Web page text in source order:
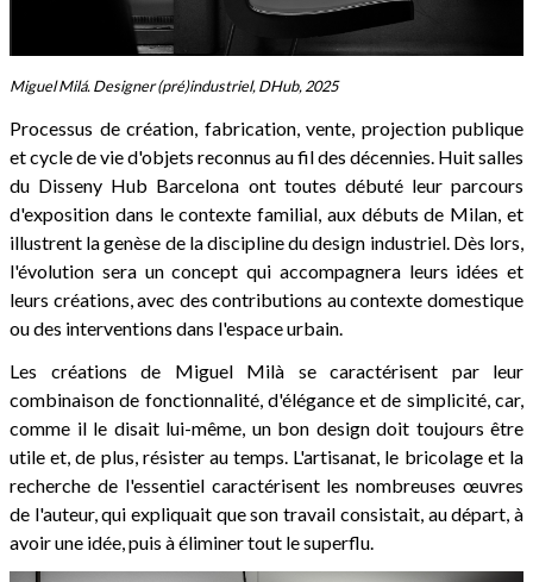
Miguel Milá. Designer (pré)industriel, DHub, 2025
Processus de création, fabrication, vente, projection publique
et cycle de vie d'objets reconnus au fil des décennies. Huit salles
du Disseny Hub Barcelona ont toutes débuté leur parcours
d'exposition dans le contexte familial, aux débuts de Milan, et
illustrent la genèse de la discipline du design industriel. Dès lors,
l'évolution sera un concept qui accompagnera leurs idées et
leurs créations, avec des contributions au contexte domestique
ou des interventions dans l'espace urbain.
Les créations de Miguel Milà se caractérisent par leur
combinaison de fonctionnalité, d'élégance et de simplicité, car,
comme il le disait lui-même, un bon design doit toujours être
utile et, de plus, résister au temps. L'artisanat, le bricolage et la
recherche de l'essentiel caractérisent les nombreuses œuvres
de l'auteur, qui expliquait que son travail consistait, au départ, à
avoir une idée, puis à éliminer tout le superflu.